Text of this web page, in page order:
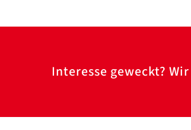
Interesse geweckt?